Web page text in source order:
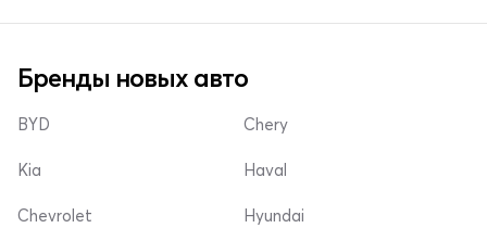
Бренды новых авто
BYD
Kia
Chevrolet
Chery
Haval
Hyundai